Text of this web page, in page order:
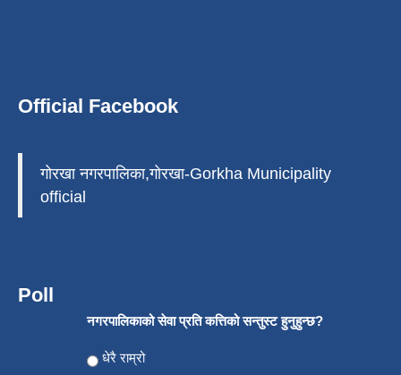
Official Facebook
गोरखा नगरपालिका,गोरखा-Gorkha Municipality
official
Poll
नगरपालिकाको सेवा प्रति कत्तिको सन्तुस्ट हुनुहुन्छ?
Choices
धेरै राम्रो